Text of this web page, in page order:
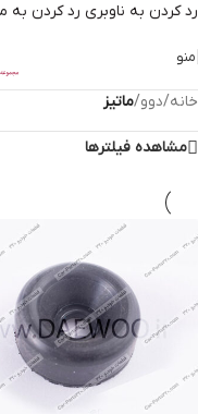
رد کردن به ناوبری رد کردن به
منو
خانه/دوو/ماتیز
مشاهده فیلترها